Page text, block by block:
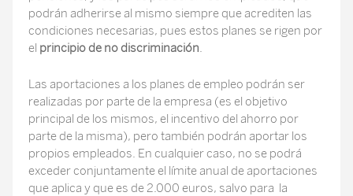
podrán adherirse al mismo siempre que acrediten las
condiciones necesarias, pues estos planes se rigen por
el principio de no discriminación.
Las aportaciones a los planes de empleo podrán ser
realizadas por parte de la empresa (es el objetivo
principal de los mismos, el incentivo del ahorro por
parte de la misma), pero también podrán aportar los
propios empleados. En cualquier caso, no se podrá
exceder conjuntamente el límite anual de aportaciones
que aplica y que es de 2.000 euros, salvo para la